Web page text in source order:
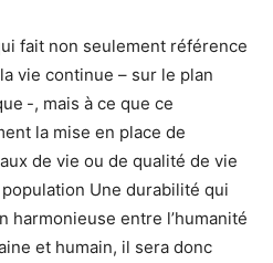
fait non seulement référence
vie continue – sur le plan
-, mais à ce que ce
la mise en place de
de vie ou de qualité de vie
Une durabilité qui
harmonieuse entre l’humanité
et humain, il sera donc